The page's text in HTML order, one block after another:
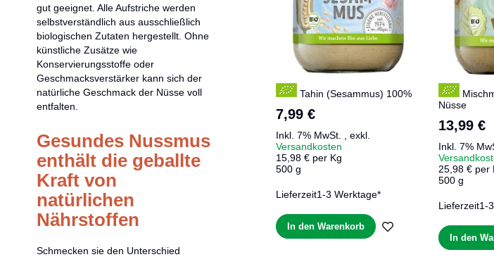
Tahin (Sesammus) 100%
7,99 €
Inkl. 7% MwSt.
exkl.
Versandkosten
15,98 € per Kg
500 g
Lieferzeit1-3 Werktage*
In den Warenkorb
WUNSCHLISTE
Nüsse
13,99 €
Inkl. 7%
25,98 € per
500 g
Lieferzeit1-
In den
gut geeignet. Alle Aufstriche werden
selbstverständlich aus ausschließlich
biologischen Zutaten hergestellt. Ohne
künstliche Zusätze wie
Konservierungsstoffe oder
Geschmacksverstärker kann sich der
natürliche Geschmack der Nüsse voll
entfalten.
Gesundes Nussmus
enthält die geballte
Kraft von
natürlichen
Nährstoffen
Schmecken sie den Unterschied